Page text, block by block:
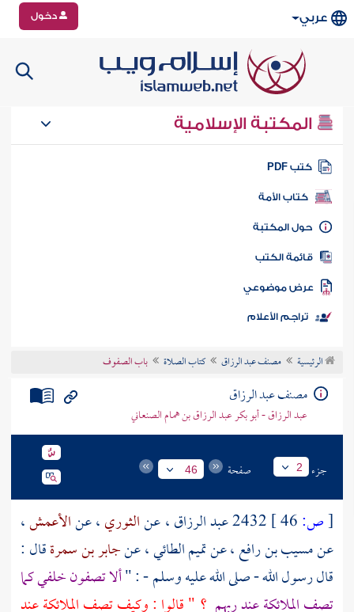
عربي دخول
المكتبة الإسلامية
كتب PDF
كتاب الأمة
المكتبة
الكتب
موضوعي
تراجم الأعلام
الرئيسية مصنف عبد الرزاق كتاب الصلاة باب الصفوف
مصنف عبد الرزاق
عبد الرزاق - أبو بكر عبد الرزاق بن همام الصنعاني
جزء 2 صفحة 46
[ص: 2432عبد الرزاق، عنالثوري، عنالأعمش،
عنمسيب بن رافع، عنتميم الطائي، عنجابر بن سمرةقال :
قال رسول الله - صلى الله عليه وسلم - : "ألا تصفون خلفي كما
تصف الملائكة عند ربهم ؟ " قالوا : وكيف تصف الملائكة عند